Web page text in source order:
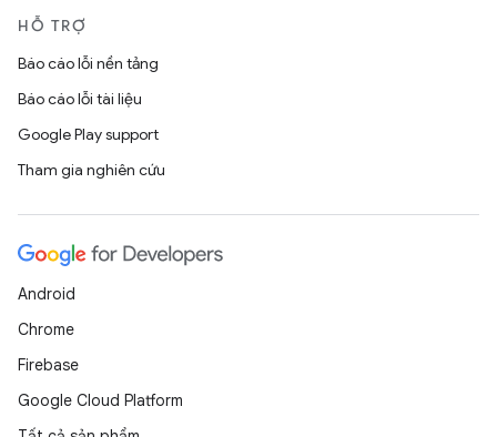
HỖ TRỢ
Báo cáo lỗi nền tảng
Báo cáo lỗi tài liệu
Google Play support
Tham gia nghiên cứu
Android
Chrome
Firebase
Google Cloud Platform